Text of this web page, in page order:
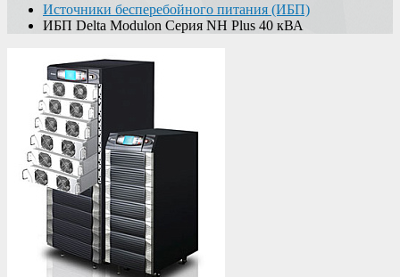
Источники бесперебойного питания (ИБП)
ИБП Delta Modulon Серия NH Plus 40 кВА